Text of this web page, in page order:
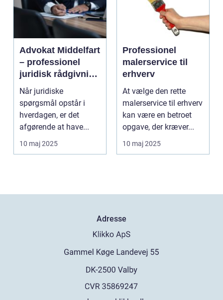
Advokat Middelfart
– professionel
juridisk rådgivning
tæt på dig
Når juridiske
spørgsmål opstår i
hverdagen, er det
afgørende at have...
10 maj 2025
Professionel
malerservice til
erhverv
At vælge den rette
malerservice til erhverv
kan være en betroet
opgave, der kræver...
10 maj 2025
Adresse